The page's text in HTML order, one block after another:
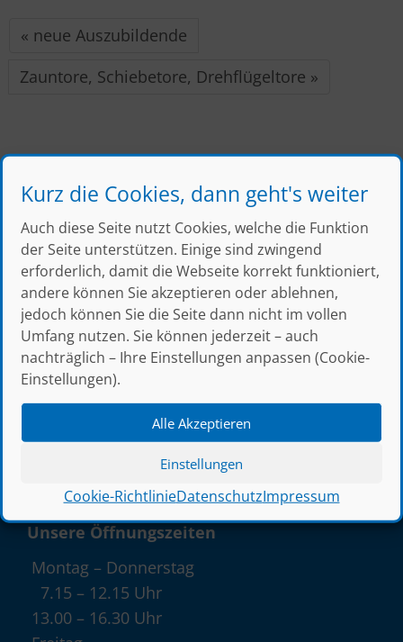
Kurz die Cookies, dann geht's weiter
Auch diese Seite nutzt Cookies, welche die Funktion
der Seite unterstützen. Einige sind zwingend
erforderlich, damit die Webseite korrekt funktioniert,
andere können Sie akzeptieren oder ablehnen,
jedoch können Sie die Seite dann nicht im vollen
Umfang nutzen. Sie können jederzeit – auch
nachträglich – Ihre Einstellungen anpassen (Cookie-
Einstellungen).
Alle Akzeptieren
Einstellungen
Cookie-RichtlinieDatenschutzImpressum
« neue Auszubildende
Zauntore, Schiebetore, Drehflügeltore »
← zur Blog Übersicht
Julius Thress GmbH & Co. KG
Felix-Wankel-Straße 9
D–55545 Bad Kreuznach
0671 709-108
verkauf@thress.de
Unsere Öffnungszeiten
Montag – Donnerstag
7.15 – 12.15 Uhr
13.00 – 16.30 Uhr